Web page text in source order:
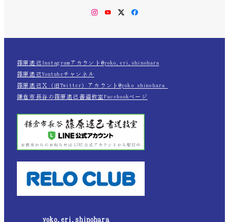
Instagram
YouTubeTwitterFacebook
篠原遙己Instagramアカウント@yoko.eri.shinohara
篠原遙己Youtubeチャンネル
篠原遙己Ｘ（旧Twitter）アカウント@yoko_shinohara_
鎌倉市長谷の篠原遙己書道教室Facebookページ
yoko.eri.shinohara